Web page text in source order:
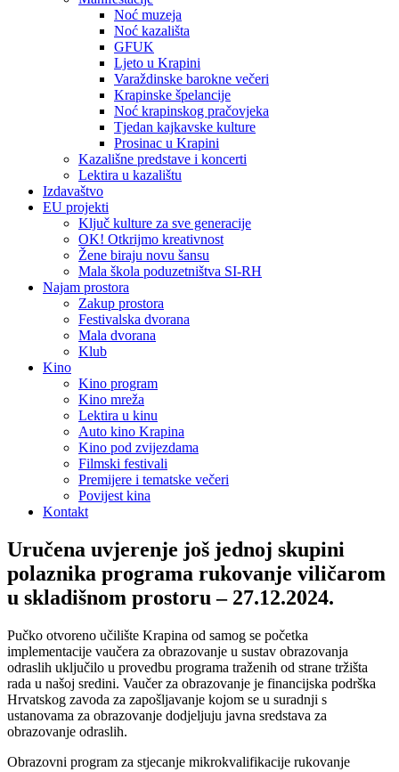
Noć muzeja
Noć kazališta
GFUK
Ljeto u Krapini
Varaždinske barokne večeri
Krapinske špelancije
Noć krapinskog pračovjeka
Tjedan kajkavske kulture
Prosinac u Krapini
Kazališne predstave i koncerti
Lektira u kazalištu
Izdavaštvo
EU projekti
Ključ kulture za sve generacije
OK! Otkrijmo kreativnost
Žene biraju novu šansu
Mala škola poduzetništva SI-RH
Najam prostora
Zakup prostora
Festivalska dvorana
Mala dvorana
Klub
Kino
Kino program
Kino mreža
Lektira u kinu
Auto kino Krapina
Kino pod zvijezdama
Filmski festivali
Premijere i tematske večeri
Povijest kina
Kontakt
Uručena uvjerenje još jednoj skupini
polaznika programa rukovanje viličarom
u skladišnom prostoru – 27.12.2024.
Pučko otvoreno učilište Krapina od samog se početka
implementacije vaučera za obrazovanje u sustav obrazovanja
odraslih uključilo u provedbu programa traženih od strane tržišta
rada u našoj sredini. Vaučer za obrazovanje je financijska podrška
Hrvatskog zavoda za zapošljavanje kojom se u suradnji s
ustanovama za obrazovanje dodjeljuju javna sredstava za
obrazovanje odraslih.
Obrazovni program za stjecanje mikrokvalifikacije rukovanje